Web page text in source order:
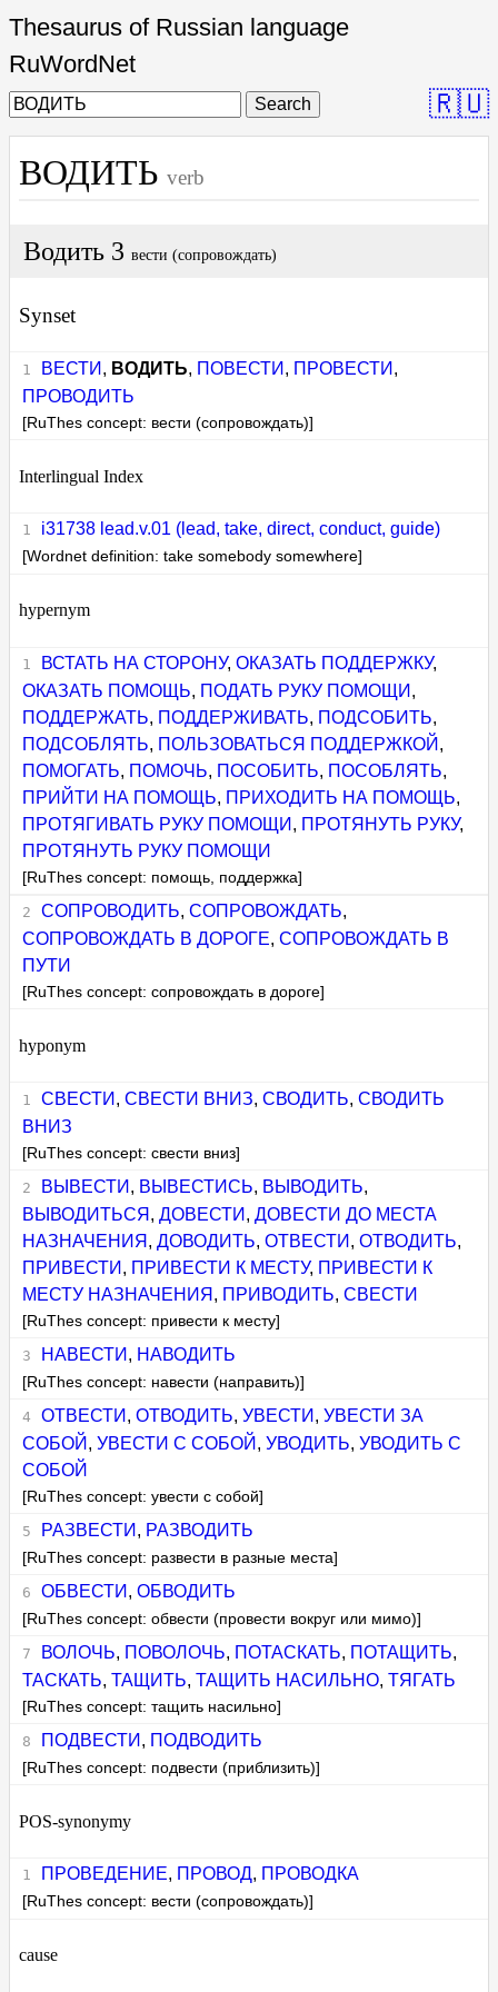
Thesaurus of Russian language
RuWordNet
Search 🇷🇺
ВОДИТЬ verb
Водить 3 вести (сопровождать)
Synset
ВЕСТИ , ВОДИТЬ, ПОВЕСТИ , ПРОВЕСТИ ,
ПРОВОДИТЬ
[RuThes concept: вести (сопровождать)]
Interlingual Index
i31738 lead.v.01 (lead, take, direct, conduct, guide)
[Wordnet definition: take somebody somewhere]
hypernym
ВСТАТЬ НА СТОРОНУ, ОКАЗАТЬ ПОДДЕРЖКУ,
ОКАЗАТЬ ПОМОЩЬ, ПОДАТЬ РУКУ ПОМОЩИ ,
ПОДДЕРЖАТЬ, ПОДДЕРЖИВАТЬ, ПОДСОБИТЬ,
ПОДСОБЛЯТЬ, ПОЛЬЗОВАТЬСЯ ПОДДЕРЖКОЙ ,
ПОМОГАТЬ, ПОМОЧЬ, ПОСОБИТЬ, ПОСОБЛЯТЬ,
ПРИЙТИ НА ПОМОЩЬ, ПРИХОДИТЬ НА ПОМОЩЬ,
ПРОТЯГИВАТЬ РУКУ ПОМОЩИ , ПРОТЯНУТЬ РУКУ,
ПРОТЯНУТЬ РУКУ ПОМОЩИ
[RuThes concept: помощь, поддержка]
СОПРОВОДИТЬ, СОПРОВОЖДАТЬ,
СОПРОВОЖДАТЬ В ДОРОГЕ,СОПРОВОЖДАТЬ В
ПУТИ
[RuThes concept: сопровождать в дороге]
hyponym
СВЕСТИ , СВЕСТИ ВНИЗ, СВОДИТЬ, СВОДИТЬ
ВНИЗ
[RuThes concept: свести вниз]
ВЫВЕСТИ , ВЫВЕСТИСЬ, ВЫВОДИТЬ,
ВЫВОДИТЬСЯ ,ДОВЕСТИ ,ДОВЕСТИ ДО МЕСТА
НАЗНАЧЕНИЯ ,ДОВОДИТЬ,ОТВЕСТИ ,ОТВОДИТЬ,
ПРИВЕСТИ , ПРИВЕСТИ К МЕСТУ, ПРИВЕСТИ К
МЕСТУ НАЗНАЧЕНИЯ , ПРИВОДИТЬ,СВЕСТИ
[RuThes concept: привести к месту]
НАВЕСТИ , НАВОДИТЬ
[RuThes concept: навести (направить)]
ОТВЕСТИ , ОТВОДИТЬ, УВЕСТИ , УВЕСТИ ЗА
СОБОЙ ,УВЕСТИ С СОБОЙ ,УВОДИТЬ,УВОДИТЬ С
СОБОЙ
[RuThes concept: увести с собой]
РАЗВЕСТИ , РАЗВОДИТЬ
[RuThes concept: развести в разные места]
ОБВЕСТИ , ОБВОДИТЬ
[RuThes concept: обвести (провести вокруг или мимо)]
ВОЛОЧЬ, ПОВОЛОЧЬ, ПОТАСКАТЬ, ПОТАЩИТЬ,
ТАСКАТЬ,ТАЩИТЬ,ТАЩИТЬ НАСИЛЬНО,ТЯГАТЬ
[RuThes concept: тащить насильно]
ПОДВЕСТИ , ПОДВОДИТЬ
[RuThes concept: подвести (приблизить)]
POS-synonymy
ПРОВЕДЕНИЕ, ПРОВОД, ПРОВОДКА
[RuThes concept: вести (сопровождать)]
cause